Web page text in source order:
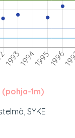
1m)
SYKE